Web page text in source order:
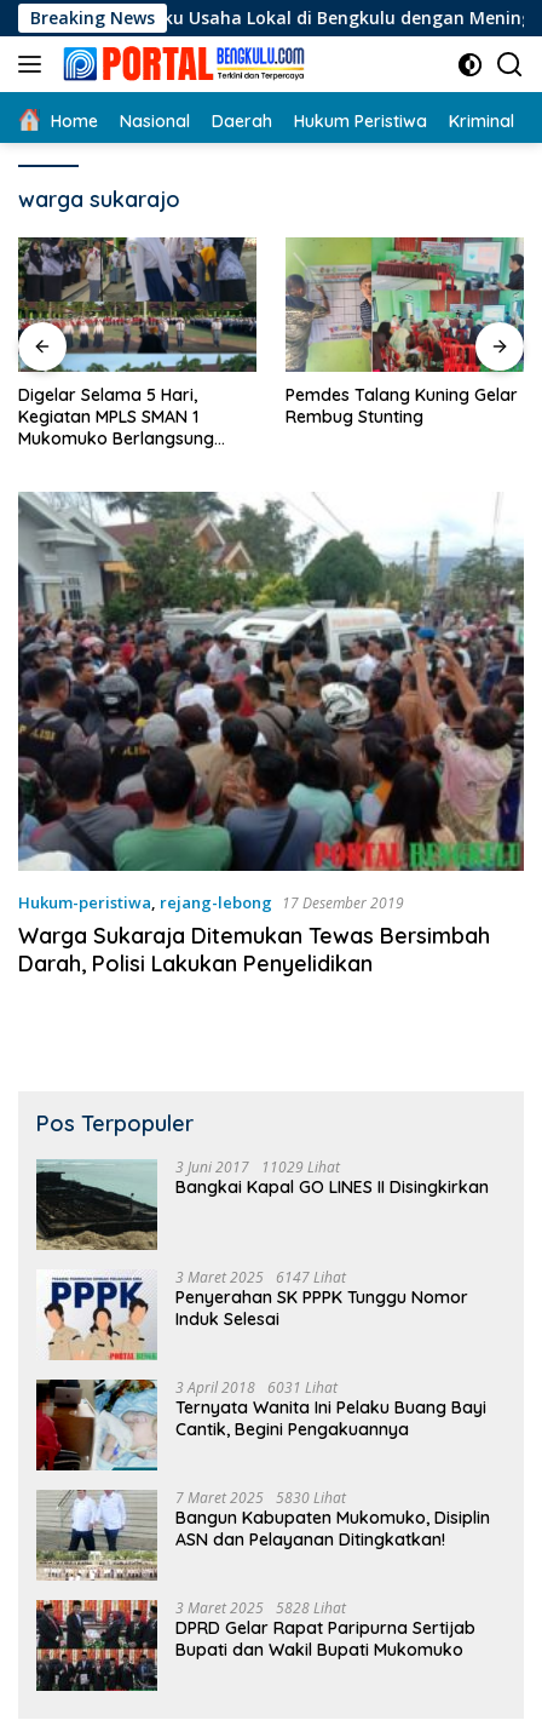
Langsung
ke
konten
Breaking News
Usaha Lokal di Bengkulu dengan Meningkatkan Ruang
Home Nasional Daerah Hukum Peristiwa Kriminal
warga sukarajo
Digelar Selama 5 Hari,
Kegiatan MPLS SMAN 1
Mukomuko Berlangsung
Pemdes Talang Kuning Gelar
Rembug Stunting
Hukum-peristiwa, rejang-lebong 17 Desember 2019
Warga Sukaraja Ditemukan Tewas Bersimbah
Darah, Polisi Lakukan Penyelidikan
Pos Terpopuler
3 Juni 2017 11029 Lihat
Bangkai Kapal GO LINES II Disingkirkan
3 Maret 2025 6147 Lihat
Penyerahan SK PPPK Tunggu Nomor
Induk Selesai
3 April 2018 6031 Lihat
Ternyata Wanita Ini Pelaku Buang Bayi
Cantik, Begini Pengakuannya
7 Maret 2025 5830 Lihat
Bangun Kabupaten Mukomuko, Disiplin
ASN dan Pelayanan Ditingkatkan!
3 Maret 2025 5828 Lihat
DPRD Gelar Rapat Paripurna Sertijab
Bupati dan Wakil Bupati Mukomuko